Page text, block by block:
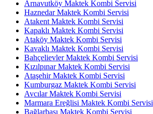
Arnavutköy Maktek Kombi Servisi
Haznedar Maktek Kombi Servisi
Atakent Maktek Kombi Servisi
Kapaklı Maktek Kombi Servisi
Ataköy Maktek Kombi Servisi
Kavaklı Maktek Kombi Servisi
Bahçelievler Maktek Kombi Servisi
Kızılpınar Maktek Kombi Servisi
Ataşehir Maktek Kombi Servisi
Kumburgaz Maktek Kombi Servisi
Avcılar Maktek Kombi Servisi
Marmara Ereğlisi Maktek Kombi Servisi
Bağlarbaşı Maktek Kombi Servisi